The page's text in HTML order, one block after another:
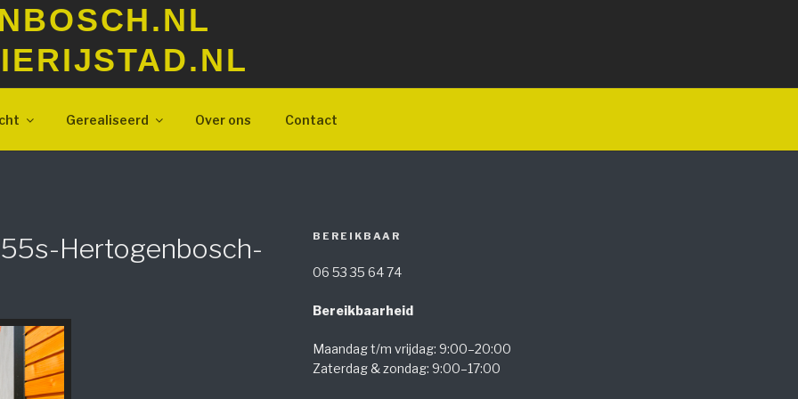
Gerealiseerd Over ons Contact
Hertogenbosch-
BEREIKBAAR
06 53 35 64 74
Bereikbaarheid
Maandag t/m vrijdag: 9:00–20:00
Zaterdag & zondag: 9:00–17:00